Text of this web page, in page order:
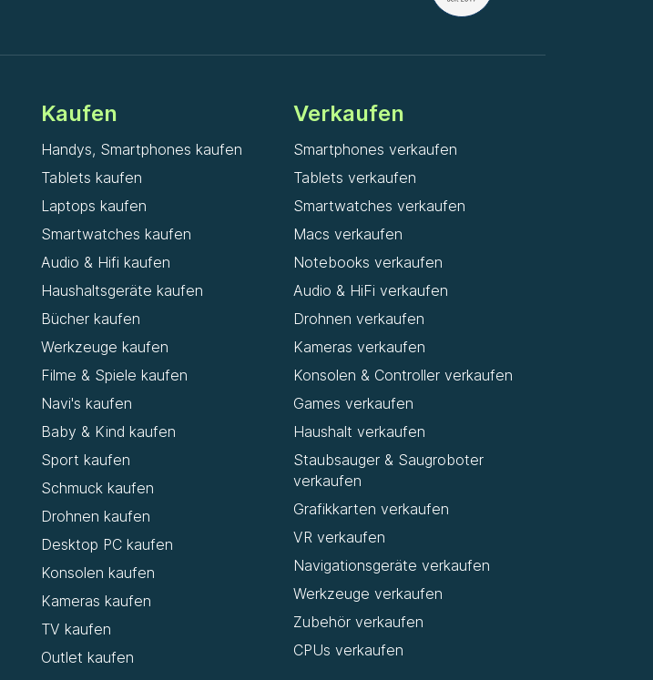
Kaufen
Handys, Smartphones kaufen
Tablets kaufen
Laptops kaufen
Smartwatches kaufen
Audio & Hifi kaufen
Haushaltsgeräte kaufen
Bücher kaufen
Werkzeuge kaufen
Filme & Spiele kaufen
Navi's kaufen
Baby & Kind kaufen
Sport kaufen
Schmuck kaufen
Drohnen kaufen
Desktop PC kaufen
Konsolen kaufen
Kameras kaufen
TV kaufen
Outlet kaufen
Verkaufen
Smartphones verkaufen
Tablets verkaufen
Smartwatches verkaufen
Macs verkaufen
Notebooks verkaufen
Audio & HiFi verkaufen
Drohnen verkaufen
Kameras verkaufen
Konsolen & Controller verkaufen
Games verkaufen
Haushalt verkaufen
Staubsauger & Saugroboter
verkaufen
Grafikkarten verkaufen
VR verkaufen
Navigationsgeräte verkaufen
Werkzeuge verkaufen
Zubehör verkaufen
CPUs verkaufen